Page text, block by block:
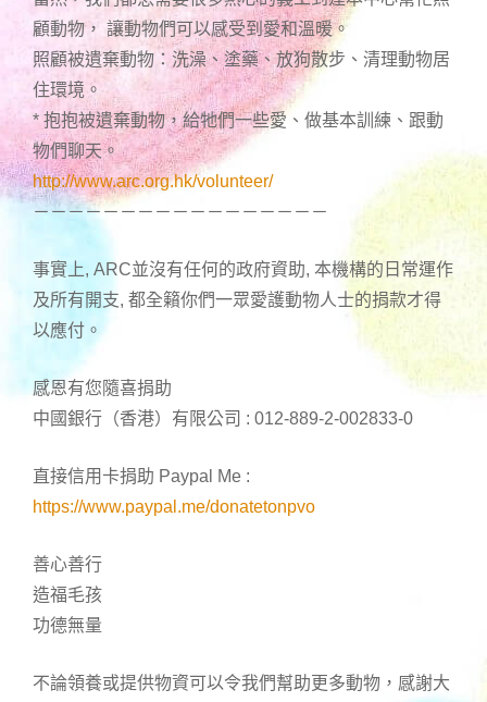
顧動物， 讓動物們可以感受到愛和溫暖。
照顧被遺棄動物：洗澡、塗藥、放狗散步、清理動物居
住環境。
* 抱抱被遺棄動物，給牠們一些愛、做基本訓練、跟動
物們聊天。
http://www.arc.org.hk/volunteer/
－－－－－－－－－－－－－－－－－
事實上, ARC並沒有任何的政府資助, 本機構的日常運作
及所有開支, 都全籟你們一眾愛護動物人士的捐款才得
以應付。
感恩有您隨喜捐助
中國銀行（香港）有限公司 : 012-889-2-002833-0
直接信用卡捐助 Paypal Me :
https://www.paypal.me/donatetonpvo
善心善行
造福毛孩
功德無量
不論領養或提供物資可以令我們幫助更多動物，感謝大